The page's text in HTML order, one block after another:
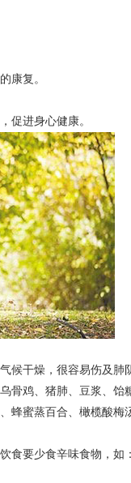
康复。
促进身心健康。
候干燥，很容易伤及
骨鸡、猪肺、豆浆、
蜂蜜蒸百合、橄榄酸梅
要少食辛味食物，